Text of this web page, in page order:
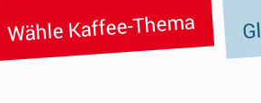
Wähle Kaffee-Thema